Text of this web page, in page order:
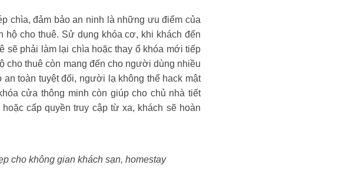
chìa, đảm bảo an ninh là những ưu điểm của
hộ cho thuê. Sử dụng khóa cơ, khi khách đến
sẽ phải làm lại chìa hoặc thay ổ khóa mới tiếp
cho thuê còn mang đến cho người dùng nhiều
toàn tuyệt đối, người lạ không thể hack mật
cửa thông minh còn giúp cho chủ nhà tiết
cấp quyền truy cập từ xa, khách sẽ hoàn
cho không gian khách sạn, homestay